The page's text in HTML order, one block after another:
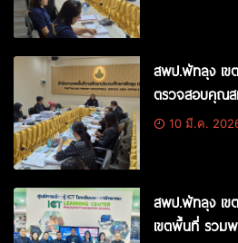
สพป.พัทลุง เข
ตรวจสอบคุณส
10 มี.ค.
สพป.พัทลุง เข
เขตพื้นที่ รวม